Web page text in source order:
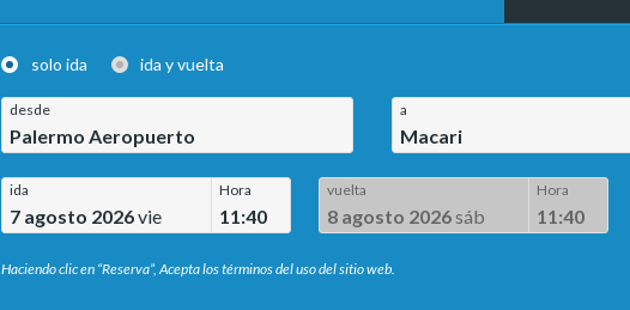
solo ida ida y vuelta
desde
Palermo Aeropuerto
a
Macari
ida
7 agosto 2026vie
Hora
11:40
vuelta
8 agosto 2026sáb
Hora
11:40
Haciendo clic en “Reserva”, Acepta los términos del uso del sitio web.